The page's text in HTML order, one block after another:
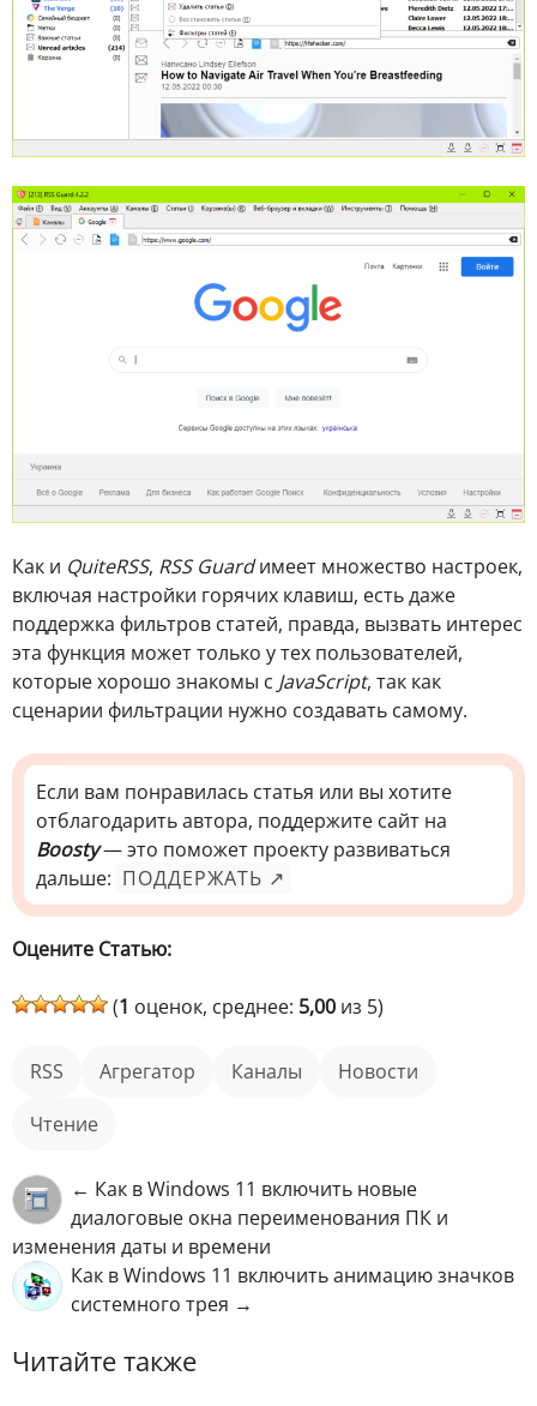
Как и QuiteRSS, RSS Guardимеет множество настроек,
включая настройки горячих клавиш, есть даже
поддержка фильтров статей, правда, вызвать интерес
эта функция может только у тех пользователей,
которые хорошо знакомы с JavaSсript, так как
сценарии фильтрации нужно создавать самому.
Если вам понравилась статья или вы хотите
отблагодарить автора, поддержите сайт на
Boosty— это поможет проекту развиваться
дальше: ПОДДЕРЖАТЬ ↗
Оцените Статью:
(1 оценок, среднее: 5,00 из 5)
RSS агрегатор каналы
новости
чтение
← Как в Windows 11 включить новые
диалоговые окна переименования ПК и
изменения даты и времени
Как в Windows 11 включить анимацию значков
системного трея →
Читайте также